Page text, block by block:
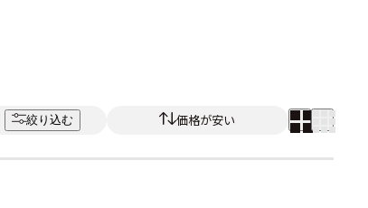
アクセサリー
絞り込む 価格が安い